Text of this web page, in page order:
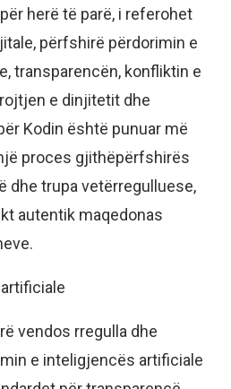
herë të parë, i referohet
përfshirë përdorimin e
transparencën, konfliktin e
e dinjitetit dhe
Kodin është punuar më
proces gjithëpërfshirës
dhe trupa vetërregulluese,
autentik maqedonas
vendos rregulla dhe
e inteligjencës artificiale